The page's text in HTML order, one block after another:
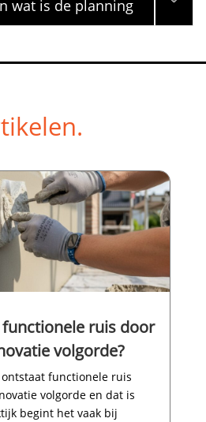
wat is de planning
ruis door
volgorde?
ontstaat functionele ruis
volgorde en dat is
begint het vaak bij